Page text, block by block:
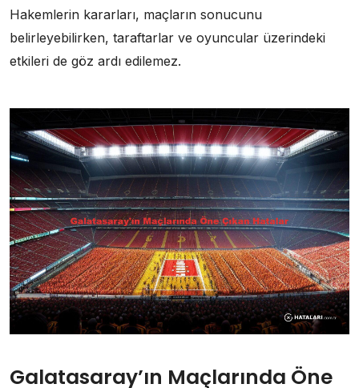
Hakemlerin kararları, maçların sonucunu
belirleyebilirken, taraftarlar ve oyuncular üzerindeki
etkileri de göz ardı edilemez.
Galatasaray’ın Maçlarında Öne